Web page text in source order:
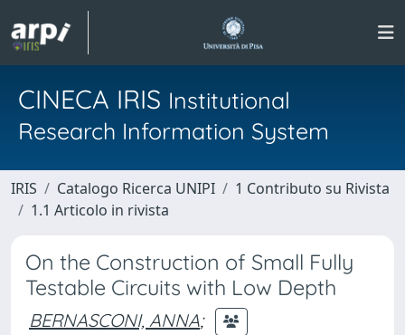
CINECA IRIS Institutional
Research Information System
IRIS Catalogo Ricerca UNIPI
1 Contributo su Rivista
1.1 Articolo in rivista
On the Construction of Small Fully
Testable Circuits with Low Depth
BERNASCONI, ANNA;